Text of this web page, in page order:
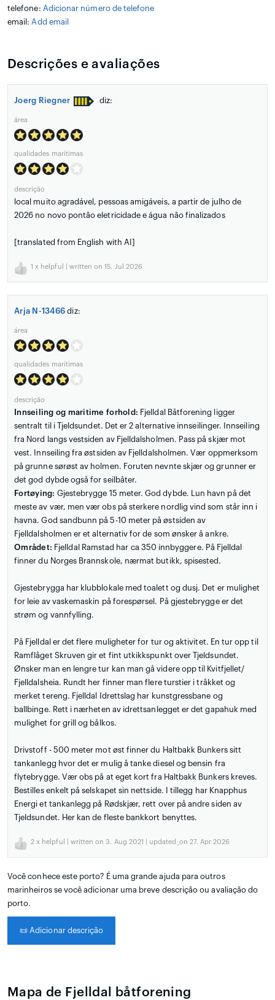
telefone: Adicionar número de telefone
email: Add email
Descrições e avaliações
Joerg Riegner diz:
área
qualidades marítimas
descrição
local muito agradável, pessoas amigáveis, a partir de julho de
2026 no novo pontão eletricidade e água não finalizados
[translated from English with AI]
1 x helpful | written on 15. Jul 2026
Arja N-13466diz:
área
qualidades marítimas
descrição
Innseiling og maritime forhold: Fjelldal Båtforening ligger
sentralt til i Tjeldsundet. Det er 2 alternative innseilinger. Innseiling
fra Nord langs vestsiden av Fjelldalsholmen. Pass på skjær mot
vest. Innseiling fra østsiden av Fjelldalsholmen. Vær oppmerksom
på grunne sørøst av holmen. Foruten nevnte skjær og grunner er
det god dybde også for seilbåter.
Fortøying: Gjestebrygge 15 meter. God dybde. Lun havn på det
meste av vær, men vær obs på sterkere nordlig vind som står inn i
havna. God sandbunn på 5-10 meter på østsiden av
Fjelldalsholmen er et alternativ for de som ønsker å ankre.
Området: Fjelldal Ramstad har ca 350 innbyggere. På Fjelldal
finner du Norges Brannskole, nærmat butikk, spisested.
Gjestebrygga har klubblokale med toalett og dusj. Det er mulighet
for leie av vaskemaskin på forespørsel. På gjestebrygge er det
strøm og vannfylling.
På Fjelldal er det flere muligheter for tur og aktivitet. En tur opp til
Ramflåget Skruven gir et fint utkikkspunkt over Tjeldsundet.
Ønsker man en lengre tur kan man gå videre opp til Kvitfjellet/
Fjelldalsheia. Rundt her finner man flere turstier i tråkket og
merket tereng. Fjelldal Idrettslag har kunstgressbane og
ballbinge. Rett i nærheten av idrettsanlegget er det gapahuk med
mulighet for grill og bålkos.
Drivstoff - 500 meter mot øst finner du Haltbakk Bunkers sitt
tankanlegg hvor det er mulig å tanke diesel og bensin fra
flytebrygge. Vær obs på at eget kort fra Haltbakk Bunkers kreves.
Bestilles enkelt på selskapet sin nettside. I tillegg har Knapphus
Energi et tankanlegg på Rødskjær, rett over på andre siden av
Tjeldsundet. Her kan de fleste bankkort benyttes.
2 x helpful | written on 3. Aug 2021 | updated_on 27. Apr 2026
Você conhece este porto? É uma grande ajuda para outros
marinheiros se você adicionar uma breve descrição ou avaliação do
porto.
📜 Adicionar descrição
Mapa de Fjelldal båtforening